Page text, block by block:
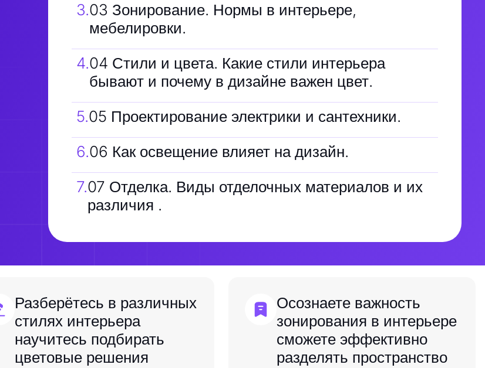
3.03 Зонирование. Нормы в интерьере,
мебелировки.
4.04 Стили и цвета. Какие стили интерьера
бывают и почему в дизайне важен цвет.
5.05 Проектирование электрики и сантехники.
6.06 Как освещение влияет на дизайн.
7.07 Отделка. Виды отделочных материалов и их
различия .
Разберётесь в различных
стилях интерьера
научитесь подбирать
цветовые решения
Осознаете важность
зонирования в интерьере
сможете эффективно
разделять пространство